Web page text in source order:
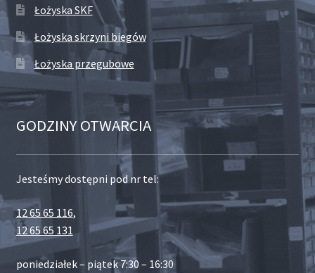
Łożyska SKF
Łożyska skrzyni biegów
Łożyska przegubowe
GODZINY OTWARCIA
Jesteśmy dostępni pod nr tel:
12 65 65 116,
12 65 65 131
poniedziałek – piątek 7:30 – 16:30